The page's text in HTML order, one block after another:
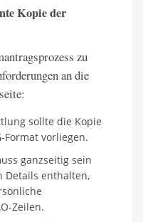
Kopie der
zu
an die
sollte die Kopie
Format vorliegen.
ganzseitig sein
Details enthalten,
Zeilen.